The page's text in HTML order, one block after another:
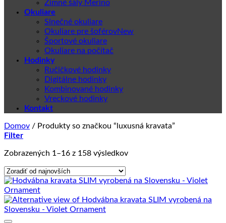
Zimné šály Merino
Okuliare
Slnečné okuliare
Okuliare pre šoférov
Športové okuliare
Okuliare na počítač
Hodinky
Ručičkové hodinky
Digitálne hodinky
Kombinované hodinky
Vreckové hodinky
Kontakt
Domov / Produkty so značkou “luxusná kravata”
Filter
Zobrazených 1–16 z 158 výsledkovZoradené